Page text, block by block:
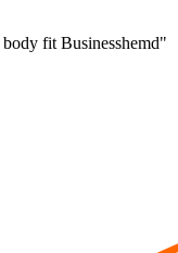
fit Businesshemd"